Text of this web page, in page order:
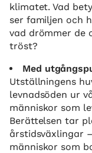
klimatet. Vad
ser familjen och
vad drömmer de
tröst?
Med
Utställningens
levnadsöden ur
människor som
Berättelsen tar
årstidsväxlingar
människor som